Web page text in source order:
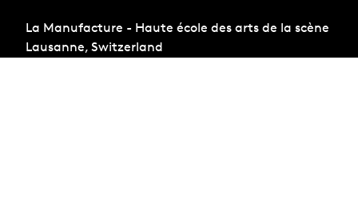
La Manufacture - Haute école des arts de la scène
Lausanne, Switzerland